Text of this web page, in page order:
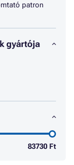
patron
gyártója
83730 Ft